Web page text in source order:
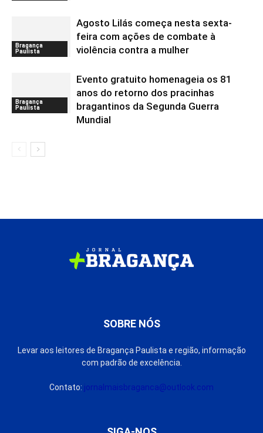
Bragança
Paulista
Agosto Lilás começa nesta sexta-
feira com ações de combate à
violência contra a mulher
Bragança
Paulista
Evento gratuito homenageia os 81
anos do retorno dos pracinhas
bragantinos da Segunda Guerra
Mundial
SOBRE NÓS
Levar aos leitores de Bragança Paulista e região, informação
com padrão de excelência.
Contato: jornalmaisbraganca@outlook.com